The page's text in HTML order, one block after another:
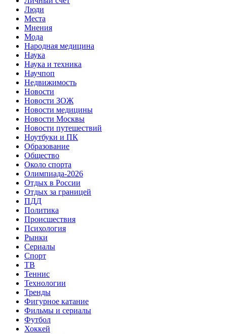
Люди
Места
Мнения
Мода
Народная медицина
Наука
Наука и техника
Научпоп
Недвижимость
Новости
Новости ЗОЖ
Новости медицины
Новости Москвы
Новости путешествий
Ноутбуки и ПК
Образование
Общество
Около спорта
Олимпиада-2026
Отдых в России
Отдых за границей
ПДД
Политика
Происшествия
Психология
Рынки
Сериалы
Спорт
ТВ
Теннис
Технологии
Тренды
Фигурное катание
Фильмы и сериалы
Футбол
Хоккей